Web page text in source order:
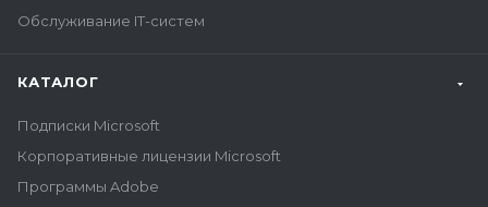
Обслуживание IT-систем
КАТАЛОГ
Подписки Microsoft
Корпоративные лицензии Microsoft
Программы Adobe